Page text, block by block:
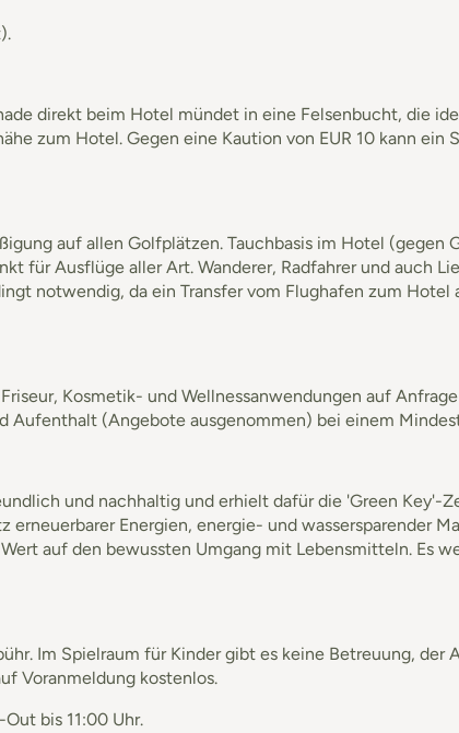
direkt beim Hotel mündet in eine Felsenbucht, die
zum Hotel. Gegen eine Kaution von EUR 10 kann
auf allen Golfplätzen. Tauchbasis im Hotel (gegen
für Ausflüge aller Art. Wanderer, Radfahrer und auch
notwendig, da ein Transfer vom Flughafen zum
Kosmetik- und Wellnessanwendungen auf
Aufenthalt (Angebote ausgenommen) bei einem
und nachhaltig und erhielt dafür die 'Green
erneuerbarer Energien, energie- und wassersparender
auf den bewussten Umgang mit Lebensmitteln. Es
Im Spielraum für Kinder gibt es keine Betreuung,
Voranmeldung kostenlos.
bis 11:00 Uhr.